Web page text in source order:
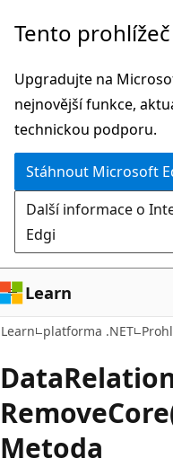
Přeskočit
hlavní
obsah
Přeskočit
navigaci
na
stránce
Tento
Upgradujte na
nejnovější funkce,
technickou podporu.
Stáhnout Microsoft
Další informace o
Edgi
Learn
Learn platforma .NET
Data
Remove
Metoda